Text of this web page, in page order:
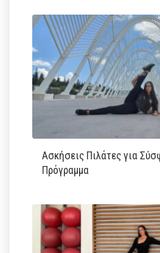
Ασκήσεις Πιλάτες για
Πρόγραμμα